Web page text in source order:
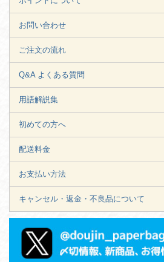
お問い合わせ
ご注文の流れ
Q&A よくある質問
用語解説集
初めての方へ
配送料金
お支払い方法
キャンセル・返金・不良品について